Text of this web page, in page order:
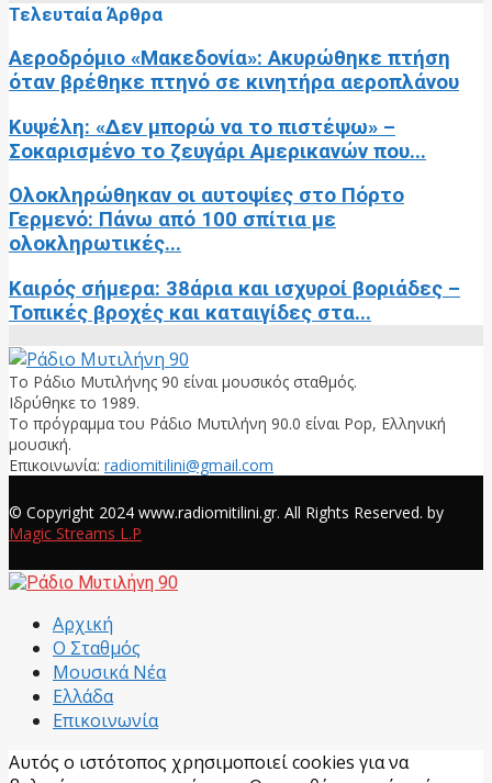
Τελευταία Άρθρα
Αεροδρόμιο «Μακεδονία»: Ακυρώθηκε πτήση
όταν βρέθηκε πτηνό σε κινητήρα αεροπλάνου
Κυψέλη: «Δεν μπορώ να το πιστέψω» –
Σοκαρισμένο το ζευγάρι Αμερικανών που...
Ολοκληρώθηκαν οι αυτοψίες στο Πόρτο
Γερμενό: Πάνω από 100 σπίτια με
ολοκληρωτικές...
Καιρός σήμερα: 38άρια και ισχυροί βοριάδες –
Τοπικές βροχές και καταιγίδες στα...
Το Ράδιο Μυτιλήνης 90 είναι μουσικός σταθμός.
Ιδρύθηκε το 1989.
Το πρόγραμμα του Ράδιο Μυτιλήνη 90.0 είναι Pop, Ελληνική
μουσική.
Επικοινωνία: radiomitilini@gmail.com
© Copyright 2024 www.radiomitilini.gr. All Rights Reserved. by
Magic Streams L.P
Αρχική
Ο Σταθμός
Μουσικά Νέα
Ελλάδα
Επικοινωνία
Αυτός ο ιστότοπος χρησιμοποιεί cookies για να